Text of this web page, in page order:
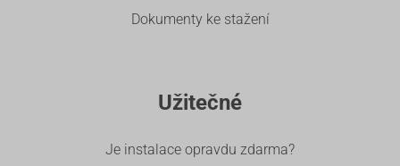
Dokumenty ke stažení
Užitečné
Je instalace opravdu zdarma?